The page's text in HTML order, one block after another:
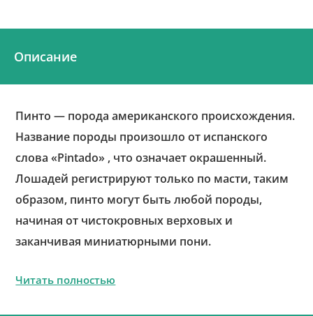
Описание
Пинто — порода американского происхождения.
Название породы произошло от испанского
слова «Pintado» , что означает окрашенный.
Лошадей регистрируют только по масти, таким
образом, пинто могут быть любой породы,
начиная от чистокровных верховых и
заканчивая миниатюрными пони.
Читать полностью